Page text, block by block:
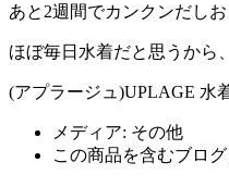
あと2週間でカンクンだし
ほぼ毎日水着だと思うから
(アプラージュ)UPLAGE 水
メディア: その他
この商品を含むブロ